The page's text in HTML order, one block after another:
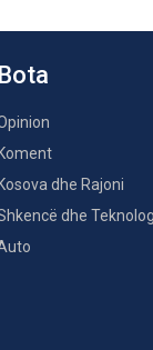
Bota
Koment
Kosova dhe Rajoni
dhe